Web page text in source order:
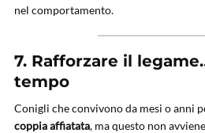
nel comportamento.
7. Rafforzare il
tempo
Conigli che convivono da mesi o anni
coppia affiatata, ma questo non